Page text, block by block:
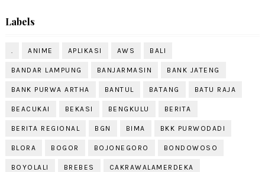
Labels
. ANIME APLIKASI AWS BALI
BANDAR LAMPUNG BANJARMASIN BANK JATENG
BANK PURWA ARTHA BANTUL BATANG BATU RAJA
BEACUKAI BEKASI BENGKULU BERITA
BERITA REGIONAL BGN BIMA BKK PURWODADI
BLORA BOGOR BOJONEGORO BONDOWOSO
BOYOLALI BREBES CAKRAWALAMERDEKA